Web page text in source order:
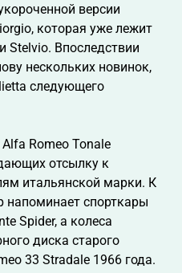
версии
которая уже лежит
Stelvio. Впоследствии
нескольких новинок,
следующего
Romeo Tonale
отсылку к
итальянской марки. К
напоминает спорткары
Spider, а колеса
диска старого
33 Stradale 1966 года.